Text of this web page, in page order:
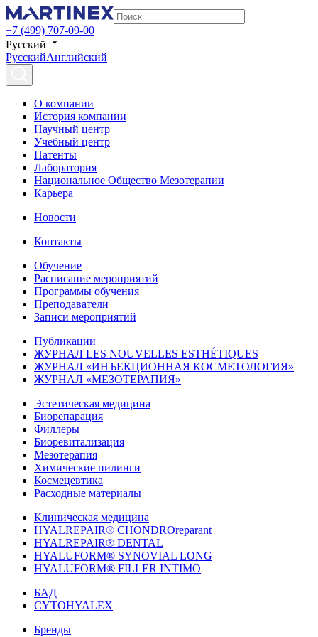
+7 (499) 707-09-00
Русский
РусскийАнглийский
О компании
История компании
Научный центр
Учебный центр
Патенты
Лаборатория
Национальное Общество Мезотерапии
Карьера
Новости
Контакты
Обучение
Расписание мероприятий
Программы обучения
Преподаватели
Записи мероприятий
Публикации
ЖУРНАЛ LES NOUVELLES ESTHÉTIQUES
ЖУРНАЛ «ИНЪЕКЦИОННАЯ КОСМЕТОЛОГИЯ»
ЖУРНАЛ «МЕЗОТЕРАПИЯ»
Эстетическая медицина
Биорепарация
Филлеры
Биоревитализация
Мезотерапия
Химические пилинги
Космецевтика
Расходные материалы
Клиническая медицина
HYALREPAIR® CHONDROreparant
HYALREPAIR® DENTAL
HYALUFORM® SYNOVIAL LONG
HYALUFORM® FILLER INTIMO
БАД
CYTOHYALEX
Бренды